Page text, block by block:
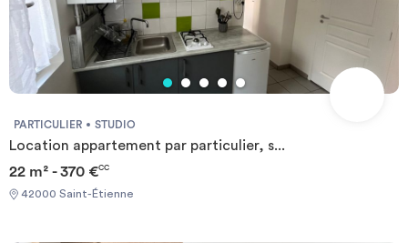
PARTICULIER STUDIO
Location appartement par particulier, s...
22 m² - 370 €CC
42000 Saint-Étienne